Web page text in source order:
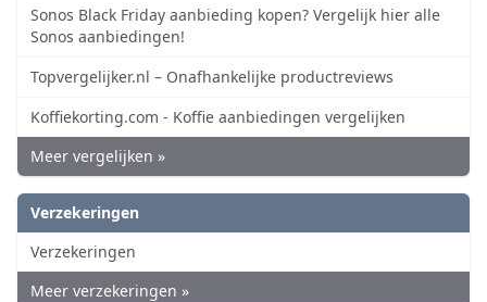
Sonos Black Friday aanbieding kopen? Vergelijk hier alle
Sonos aanbiedingen!
Topvergelijker.nl – Onafhankelijke productreviews
Koffiekorting.com - Koffie aanbiedingen vergelijken
Meer vergelijken »
Verzekeringen
Verzekeringen
Meer verzekeringen »